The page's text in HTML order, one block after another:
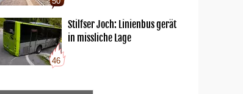
46
Stilfser Joch: Linienbus gerät
in missliche Lage